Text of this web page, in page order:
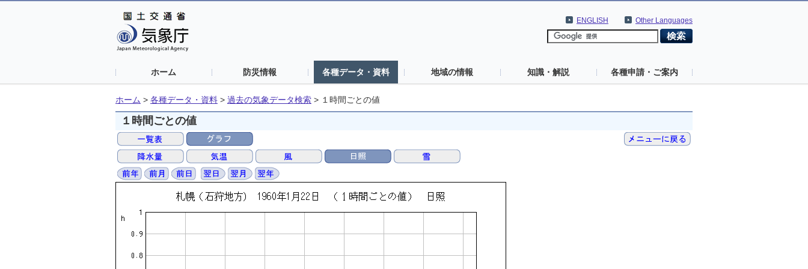
Other Languages
ENGLISH
ホーム 防災情報 各種データ・資料 地域の情報 知識・解説 各種申請・ご案内
ホーム > 各種データ・資料 > 過去の気象データ検索 > １時間ごとの値
１時間ごとの値